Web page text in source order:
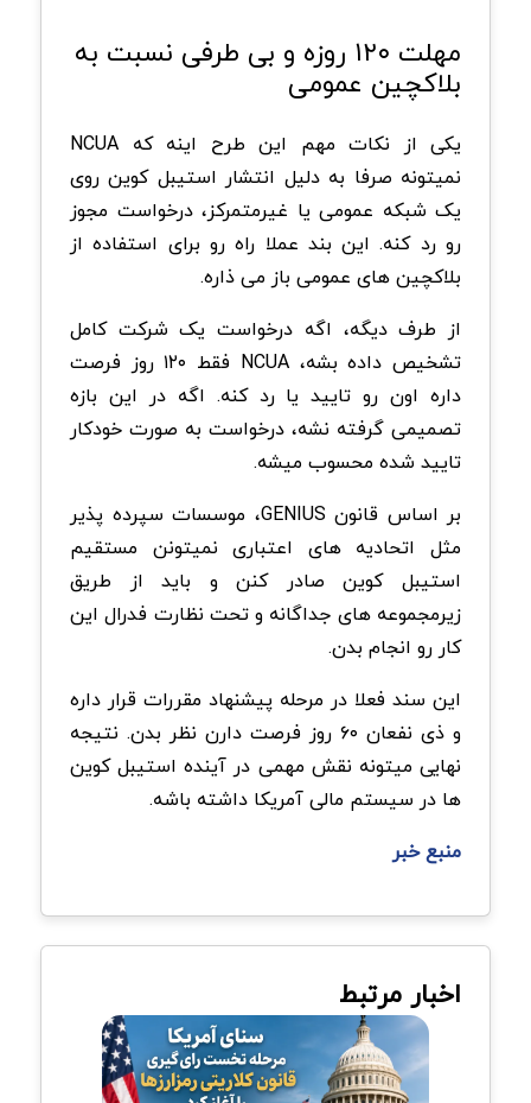
مهلت ۱۲۰ روزه و بی طرفی نسبت به
بلاکچین عمومی
یکی از نکات مهم این طرح اینه که NCUA
نمیتونه صرفا به دلیل انتشار استیبل کوین روی
یک شبکه عمومی یا غیرمتمرکز، درخواست مجوز
رو رد کنه. این بند عملا راه رو برای استفاده از
بلاکچین های عمومی باز می ذاره.
از طرف دیگه، اگه درخواست یک شرکت کامل
تشخیص داده بشه، NCUA فقط ۱۲۰ روز فرصت
داره اون رو تایید یا رد کنه. اگه در این بازه
تصمیمی گرفته نشه، درخواست به صورت خودکار
تایید شده محسوب میشه.
بر اساس قانون GENIUS، موسسات سپرده پذیر
مثل اتحادیه های اعتباری نمیتونن مستقیم
استیبل کوین صادر کنن و باید از طریق
زیرمجموعه های جداگانه و تحت نظارت فدرال این
کار رو انجام بدن.
این سند فعلا در مرحله پیشنهاد مقررات قرار داره
و ذی نفعان ۶۰ روز فرصت دارن نظر بدن. نتیجه
نهایی میتونه نقش مهمی در آینده استیبل کوین
ها در سیستم مالی آمریکا داشته باشه.
منبع خبر
اخبار مرتبط